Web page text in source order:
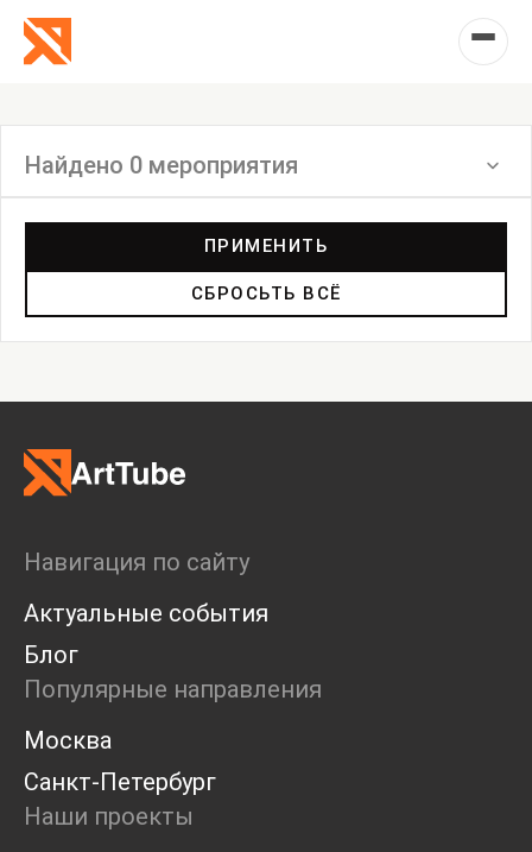
Найдено 0 мероприятия
Дискуссия
Пост-релиз
Пресс-конференция
Ярмарка
Open call
Экскурсия
Дискуссия
Cosmoscow 2024
Blazar 2024
Встречи
Круглый стол
ПРИМЕНИТЬ
СБРОСЬТЬ ВСЁ
Навигация по сайту
Актуальные события
Блог
Популярные направления
Москва
Санкт-Петербург
Наши проекты